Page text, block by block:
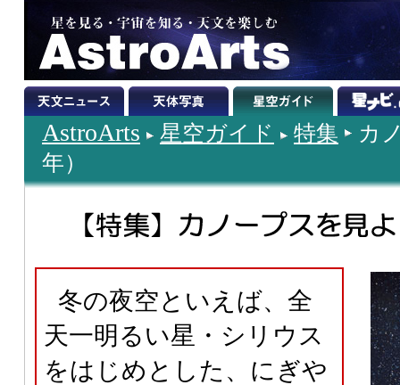
AstroArts 星空ガイド 特集
カ
年）
冬の夜空といえば、全
天一明るい星・シリウス
をはじめとした、にぎや